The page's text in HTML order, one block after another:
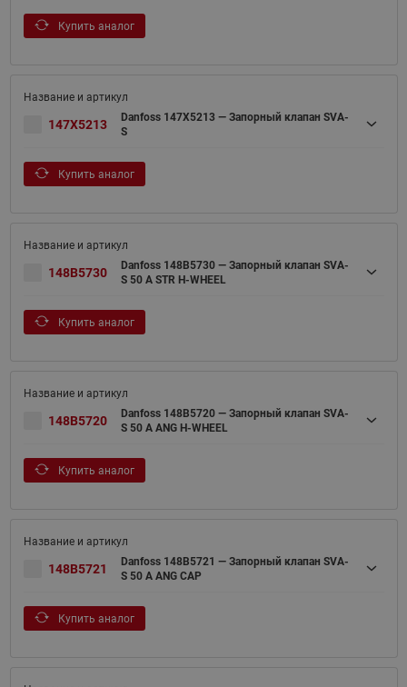
Купить аналог
147X5213
Danfoss 147X5213 — Запорный клапан SVA-
S
Купить аналог
148B5730
Danfoss 148B5730 — Запорный клапан SVA-
S 50 A STR H-WHEEL
Купить аналог
148B5720
Danfoss 148B5720 — Запорный клапан SVA-
S 50 A ANG H-WHEEL
Купить аналог
148B5721
Danfoss 148B5721 — Запорный клапан SVA-
S 50 A ANG CAP
Купить аналог